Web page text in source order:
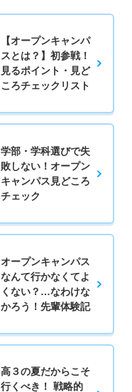
【オープンキャンパ
スとは？】初参戦！
見るポイント・見ど
ころチェックリスト
学部・学科選びで失
敗しない！オープン
キャンパス見どころ
チェック
オープンキャンパス
なんて行かなくてよ
くない？…なわけな
かろう！先輩体験記
高３の夏だからこそ
行くべき！ 戦略的